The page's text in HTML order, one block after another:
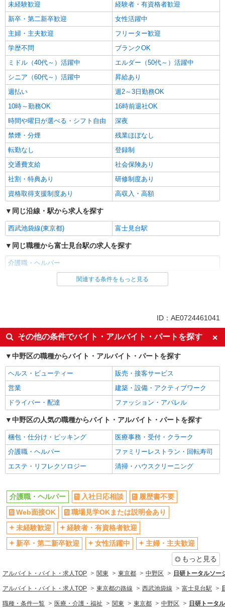
OKのデイスタッフ
時給1650円〜2312円 ＜日払い有/週払い有/交
通費全支給(ガソリン代含む)＞
中野区 ※最寄り駅：中野坂上
キープ 詳細を見る
未経験歓迎
経験者・有資格者歓迎
新卒・第二新卒歓迎
女性活躍中
主婦・主夫歓迎
フリーター歓迎
学歴不問
ブランクOK
ミドル（40代～）活躍中
エルダー（50代～）活躍中
シニア（60代～）活躍中
昇給あり
週払い
週2～3日勤務OK
10時～勤務OK
16時前退社OK
時間や曜日が選べる・シフト自由
深夜
禁煙・分煙
残業ほぼなし
転勤なし
登録制
交通費支給
社会保険あり
社割・特典あり
研修制度あり
資格取得支援制度あり
高収入・高額
同じ沿線・駅から求人を探す
西武池袋線(東京都) 富士見台駅
同じ職種から富士見台駅の求人を探す
介護職・ヘルパー
同じ雇用形態から富士見台駅の求人を探す
同じ特徴から富士見台駅の求人を探す
入社日応相談
履歴書不要
Web面接OK
職場見学OKまたは説明会あり
未経験歓迎
経験者・有資格者歓迎
新卒・第二新卒歓迎
女性活躍中
主婦・主夫歓迎
フリーター歓迎
学歴不問
ブランクOK
ミドル（40代～）活躍中
エルダー（50代～）活躍中
シニア（60代～）活躍中
昇給あり
週払い
週2～3日勤務OK
時間や曜日が選べる・シフト自由
深夜
禁煙・分煙
残業ほぼなし
転勤なし
登録制
交通費支給
社会保険あり
社割・特典あり
研修制度あり
医療・介護・福祉
関連する条件をもっと見る
ID：AE0724461041
その他の条件でバイト・アルバイト・パートを探す
中野区の職種からバイト・アルバイト・パートを探す
ヘルス・ビューティー
販売・接客サービス
営業
建築・設備・アクティブワーク
ドライバー・配達
ファッション・アパレル
中野区の人気の職種からバイト・アルバイト・パートを探す
梱包・仕分け・ピッキング
医療事務・受付・クラーク
介護職・ヘルパー
ファミリーレストラン・回転寿司
エステ・リフレクソロジー
清掃・ハウスクリーニング
介護職・ヘルパー 入社日応相談
履歴書不要
Web面接OK
職場見学OKまたは説明会あり
未経験歓迎
経験者・有資格者歓迎
新卒・第二新卒歓迎
女性活躍中
主婦・主夫歓迎
もっと見る
アルバイト・バイト・求人TOP 関東 東京都 中野区 日研トータルソ
アルバイト・バイト・求人TOP 東京都の路線 西武池袋線 富士見台駅
職種・条件一覧 医療・介護・福祉 関東 東京都 中野区 日研トータ